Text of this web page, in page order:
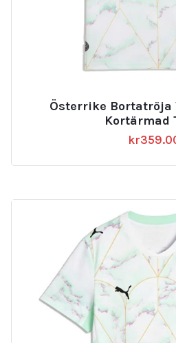
Österrike Bortatröja
Kortärmad
kr